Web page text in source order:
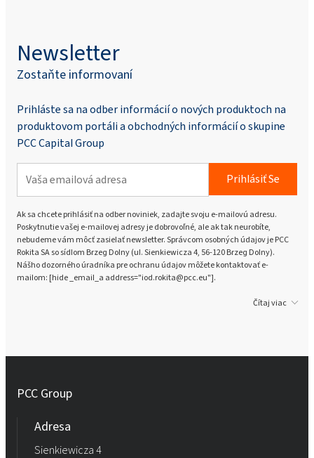
Newsletter
Zostaňte informovaní
Prihláste sa na odber informácií o nových produktoch na
produktovom portáli a obchodných informácií o skupine
PCC Capital Group
Prihlásiť Se
Ak sa chcete prihlásiť na odber noviniek, zadajte svoju e-mailovú adresu.
Poskytnutie vašej e-mailovej adresy je dobrovoľné, ale ak tak neurobíte,
nebudeme vám môcť zasielať newsletter. Správcom osobných údajov je PCC
Rokita SA so sídlom Brzeg Dolny (ul. Sienkiewicza 4, 56-120 Brzeg Dolny).
Nášho dozorného úradníka pre ochranu údajov môžete kontaktovať e-
mailom: [hide _email_a address="iod.rokita@pcc.eu"].
Čítaj viac
PCC Group
Adresa
Sienkiewicza 4